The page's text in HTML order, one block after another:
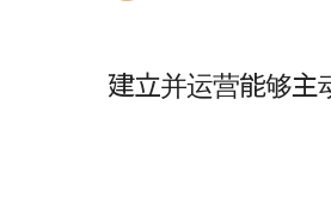
建立并运营能够主